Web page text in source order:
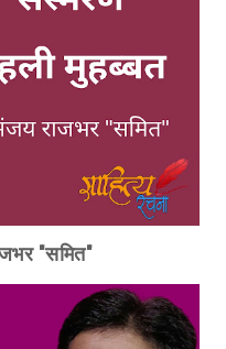
"समित"